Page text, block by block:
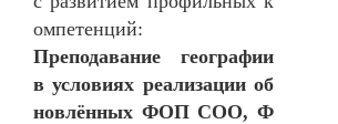
омпетенций:
Преподавание географии
в условиях реализации об
новлённых ФОП СОО, Ф